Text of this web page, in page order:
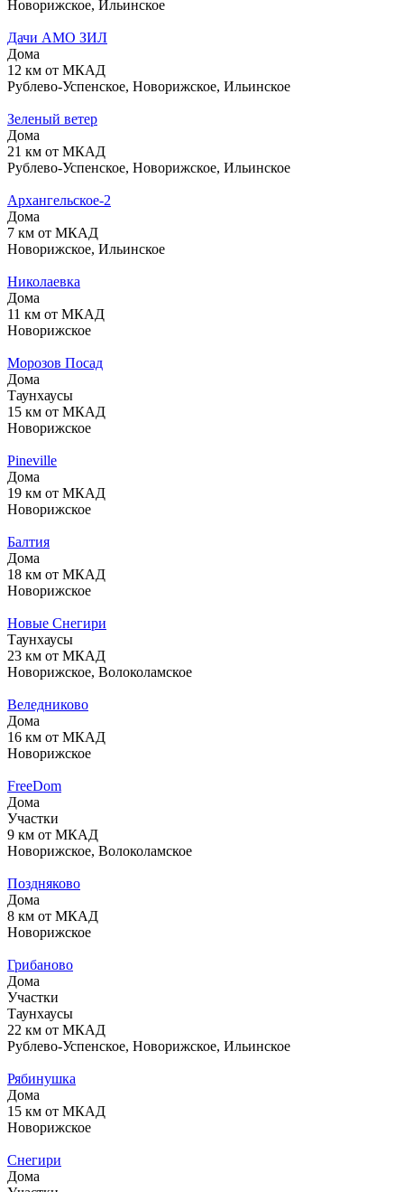
Новорижское, Ильинское
Дачи АМО ЗИЛ
Дома
12 км от МКАД
Рублево-Успенское, Новорижское, Ильинское
Зеленый ветер
Дома
21 км от МКАД
Рублево-Успенское, Новорижское, Ильинское
Архангельское-2
Дома
7 км от МКАД
Новорижское, Ильинское
Николаевка
Дома
11 км от МКАД
Новорижское
Морозов Посад
Дома
Таунхаусы
15 км от МКАД
Новорижское
Pineville
Дома
19 км от МКАД
Новорижское
Балтия
Дома
18 км от МКАД
Новорижское
Новые Снегири
Таунхаусы
23 км от МКАД
Новорижское, Волоколамское
Веледниково
Дома
16 км от МКАД
Новорижское
FreeDom
Дома
Участки
9 км от МКАД
Новорижское, Волоколамское
Поздняково
Дома
8 км от МКАД
Новорижское
Грибаново
Дома
Участки
Таунхаусы
22 км от МКАД
Рублево-Успенское, Новорижское, Ильинское
Рябинушка
Дома
15 км от МКАД
Новорижское
Снегири
Дома